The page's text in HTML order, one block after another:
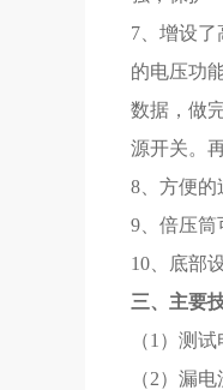
7、增设
的电压功
数据，做
源开关。
8、方便的
9、倍压筒
10、底部
三、主要
（1）测
（2）漏